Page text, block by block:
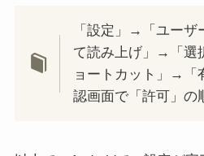
「設定」→「ユー
て読み上げ」→「選
ョートカット」→
認画面で「許可」の